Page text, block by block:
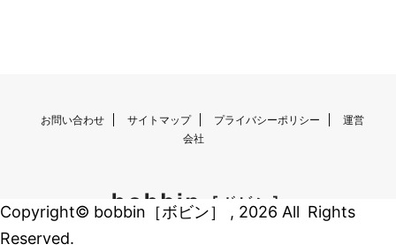
お問い合わせ サイトマップ プライバシーポリシー
運営
会社
Copyright© bobbin［ボビン］ , 2026 All Rights
Reserved.